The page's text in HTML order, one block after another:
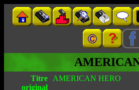
Titre
original
AMERICAN HERO